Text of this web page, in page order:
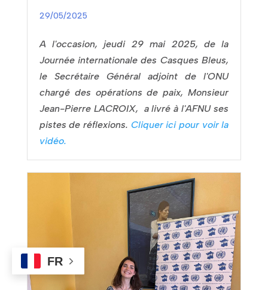
A l'occasion, jeudi 29 mai 2025, de la
Journée internationale des Casques Bleus,
le Secrétaire Général adjoint de l'ONU
chargé des opérations de paix, Monsieur
Jean-Pierre LACROIX, a livré à l'AFNU ses
pistes de réflexions. Cliquer ici pour voir la
vidéo.
29/05/2025
FR